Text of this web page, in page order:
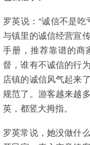
罗英说：“诚信不是
与镇里的诚信经营宣
手册，推荐靠谱的商
督，谁有不诚信的行
店镇的诚信风气起来
规范了。游客越来越
英，都竖大拇指。
罗英常说，她没做什